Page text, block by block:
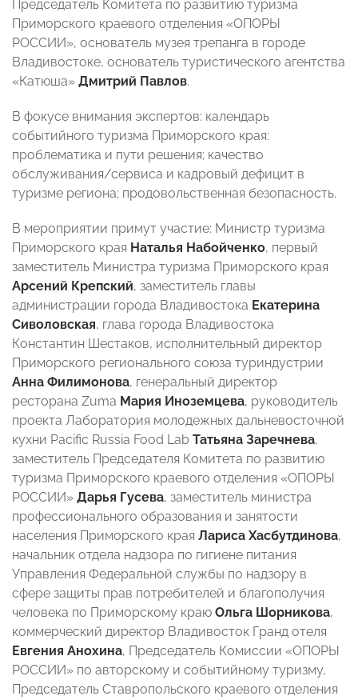
Председатель Комитета по развитию туризма
Приморского краевого отделения «ОПОРЫ
РОССИИ», основатель музея трепанга в городе
Владивостоке, основатель туристического агентства
«Катюша» Дмитрий Павлов.
В фокусе внимания экспертов: календарь
событийного туризма Приморского края:
проблематика и пути решения; качество
обслуживания/сервиса и кадровый дефицит в
туризме региона; продовольственная безопасность.
В мероприятии примут участие: Министр туризма
Приморского края Наталья Набойченко, первый
заместитель Министра туризма Приморского края
Арсений Крепский, заместитель главы
администрации города Владивостока Екатерина
Сиволовская, глава города Владивостока
Константин Шестаков, исполнительный директор
Приморского регионального союза туриндустрии
Анна Филимонова, генеральный директор
ресторана Zuma Мария Иноземцева, руководитель
проекта Лаборатория молодежных дальневосточной
кухни Pacific Russia Food Lab Татьяна Заречнева,
заместитель Председателя Комитета по развитию
туризма Приморского краевого отделения «ОПОРЫ
РОССИИ» Дарья Гусева, заместитель министра
профессионального образования и занятости
населения Приморского края Лариса Хасбутдинова,
начальник отдела надзора по гигиене питания
Управления Федеральной службы по надзору в
сфере защиты прав потребителей и благополучия
человека по Приморскому краю Ольга Шорникова,
коммерческий директор Владивосток Гранд отеля
Евгения Анохина, Председатель Комиссии «ОПОРЫ
РОССИИ» по авторскому и событийному туризму,
Председатель Ставропольского краевого отделения